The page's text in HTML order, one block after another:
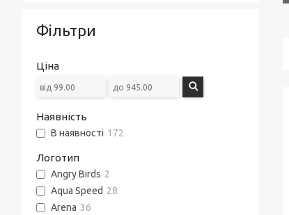
Фільтри
Ціна
Наявність
В наявності 172
Логотип
Angry Birds 2
Aqua Speed 28
Arena 36